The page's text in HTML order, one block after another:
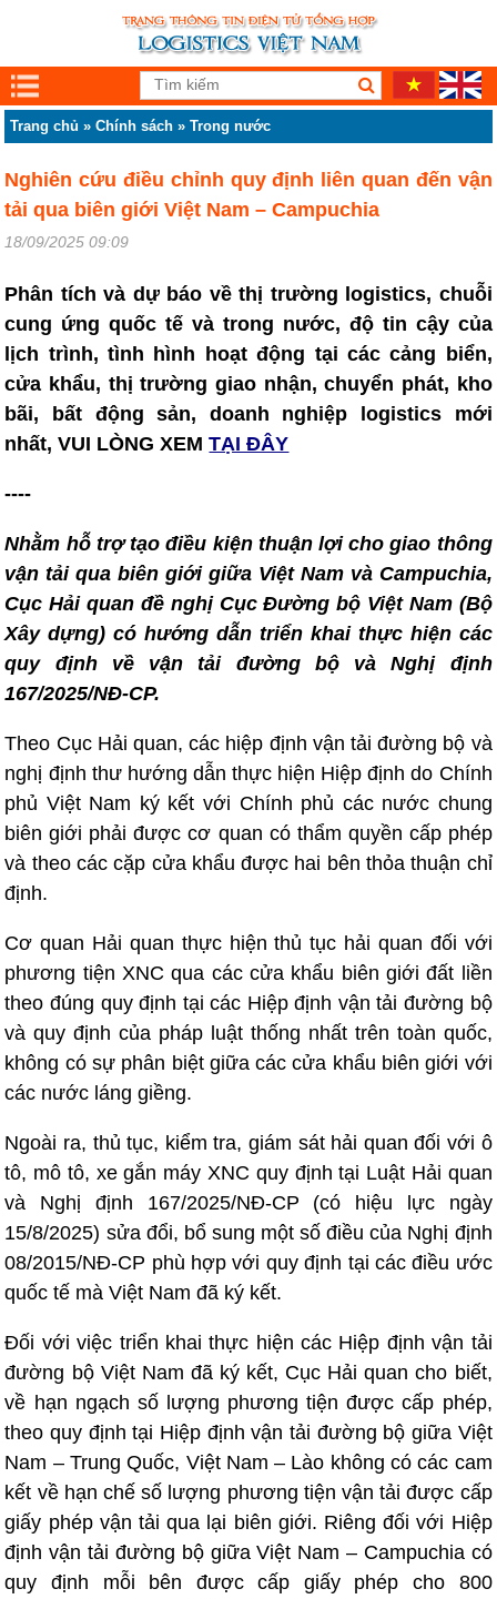
Trang chủ »Chính sách »Trong nước
Nghiên cứu điều chỉnh quy định liên quan đến vận
tải qua biên giới Việt Nam – Campuchia
18/09/2025 09:09
Phân tích và dự báo về thị trường logistics, chuỗi
cung ứng quốc tế và trong nước, độ tin cậy của
lịch trình, tình hình hoạt động tại các cảng biển,
cửa khẩu, thị trường giao nhận, chuyển phát, kho
bãi, bất động sản, doanh nghiệp logistics mới
nhất, VUI LÒNG XEM TẠI ĐÂY
----
Nhằm hỗ trợ tạo điều kiện thuận lợi cho giao thông
vận tải qua biên giới giữa Việt Nam và Campuchia,
Cục Hải quan đề nghị Cục Đường bộ Việt Nam (Bộ
Xây dựng) có hướng dẫn triển khai thực hiện các
quy định về vận tải đường bộ và Nghị định
167/2025/NĐ-CP.
Theo Cục Hải quan, các hiệp định vận tải đường bộ và
nghị định thư hướng dẫn thực hiện Hiệp định do Chính
phủ Việt Nam ký kết với Chính phủ các nước chung
biên giới phải được cơ quan có thẩm quyền cấp phép
và theo các cặp cửa khẩu được hai bên thỏa thuận chỉ
định.
Cơ quan Hải quan thực hiện thủ tục hải quan đối với
phương tiện XNC qua các cửa khẩu biên giới đất liền
theo đúng quy định tại các Hiệp định vận tải đường bộ
và quy định của pháp luật thống nhất trên toàn quốc,
không có sự phân biệt giữa các cửa khẩu biên giới với
các nước láng giềng.
Ngoài ra, thủ tục, kiểm tra, giám sát hải quan đối với ô
tô, mô tô, xe gắn máy XNC quy định tại Luật Hải quan
và Nghị định 167/2025/NĐ-CP (có hiệu lực ngày
15/8/2025) sửa đổi, bổ sung một số điều của Nghị định
08/2015/NĐ-CP phù hợp với quy định tại các điều ước
quốc tế mà Việt Nam đã ký kết.
Đối với việc triển khai thực hiện các Hiệp định vận tải
đường bộ Việt Nam đã ký kết, Cục Hải quan cho biết,
về hạn ngạch số lượng phương tiện được cấp phép,
theo quy định tại Hiệp định vận tải đường bộ giữa Việt
Nam – Trung Quốc, Việt Nam – Lào không có các cam
kết về hạn chế số lượng phương tiện vận tải được cấp
giấy phép vận tải qua lại biên giới. Riêng đối với Hiệp
định vận tải đường bộ giữa Việt Nam – Campuchia có
quy định mỗi bên được cấp giấy phép cho 800